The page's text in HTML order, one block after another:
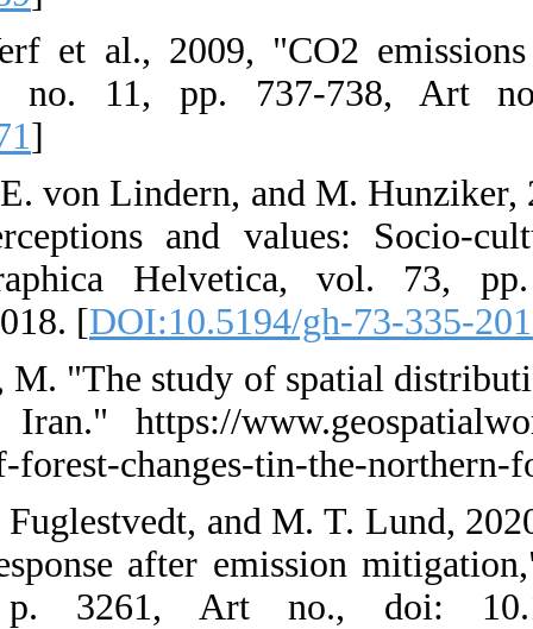
2. G. R. van
Geoscience,
3. J. Frick, N.
light of
10.5194/gh-
4. A. N.
northern
spatial-
5. B. H.
global
vol. 11, no.